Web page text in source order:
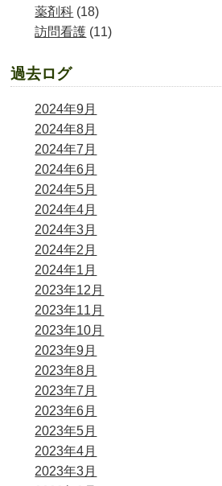
薬剤科 (18)
訪問看護 (11)
過去ログ
2024年9月
2024年8月
2024年7月
2024年6月
2024年5月
2024年4月
2024年3月
2024年2月
2024年1月
2023年12月
2023年11月
2023年10月
2023年9月
2023年8月
2023年7月
2023年6月
2023年5月
2023年4月
2023年3月